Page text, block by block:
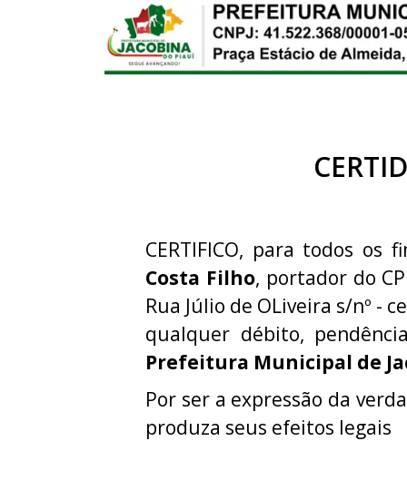
CERTIFICO, para todos
Costa Filho, portador do
Rua Júlio de OLiveira s/nº -
qualquer débito,
Prefeitura Municipal de
Por ser a expressão da
produza seus efeitos legais